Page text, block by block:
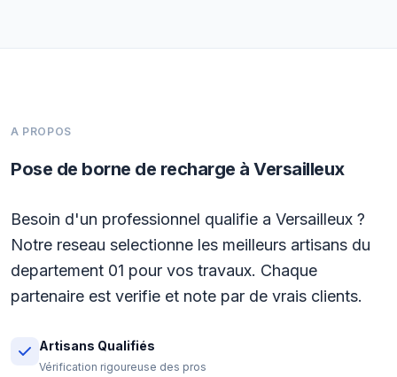
A PROPOS
Pose de borne de recharge à Versailleux
Besoin d'un professionnel qualifie a Versailleux ?
Notre reseau selectionne les meilleurs artisans du
departement 01 pour vos travaux. Chaque
partenaire est verifie et note par de vrais clients.
Artisans Qualifiés
Vérification rigoureuse des pros